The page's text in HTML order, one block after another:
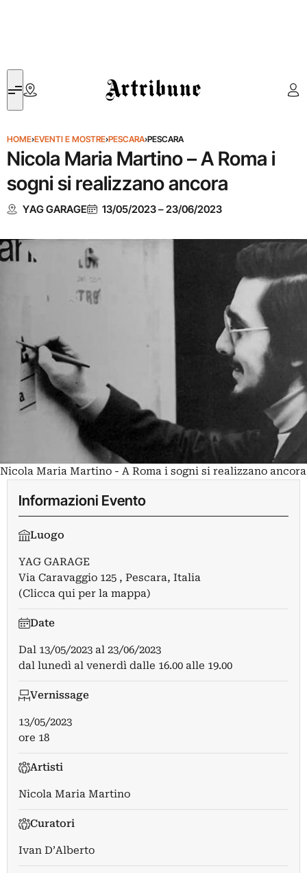
Artribune
HOME›EVENTI E MOSTRE›PESCARA›PESCARA
Nicola Maria Martino – A Roma i
sogni si realizzano ancora
YAG GARAGE 13/05/2023–23/06/2023
Nicola Maria Martino - A Roma i sogni si realizzano ancora
Informazioni Evento
Luogo
YAG GARAGE
Via Caravaggio 125 , Pescara, Italia
(Clicca qui per la mappa)
Date
Dal 13/05/2023 al 23/06/2023
dal lunedì al venerdì dalle 16.00 alle 19.00
Vernissage
13/05/2023
ore 18
Artisti
Nicola Maria Martino
Curatori
Ivan D’Alberto